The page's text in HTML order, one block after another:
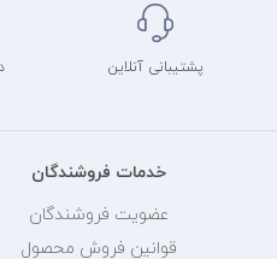
پشتیبانی آنلاین
خدمات فروشندگان
عضویت فروشندگان
قوانین فروش محصول